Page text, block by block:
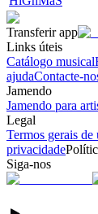
Transferir app
Links úteis
Catálogo musical
ajudaContacte-
Jamendo
Jamendo para
Legal
Termos gerais de
privacidade
Siga-nos